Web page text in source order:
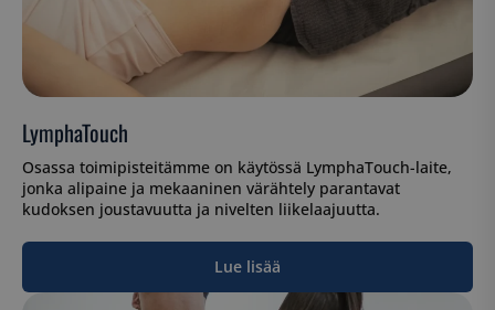
LymphaTouch
Osassa toimipisteitämme on käytössä LymphaTouch-laite,
jonka alipaine ja mekaaninen värähtely parantavat
kudoksen joustavuutta ja nivelten liikelaajuutta.
Lue lisää